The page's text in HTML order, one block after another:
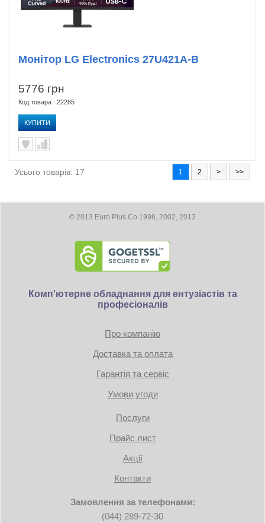
5776 грн
Код товара : 22285
КУПИТИ
Монітор LG Electronics 27U421A-B
1 2 > >>
Усього товарів: 17
© 2013 Euro Plus Co 1998, 2002, 2013
Комп'ютерне обладнання для ентузіастів та
професіоналів
Про компанію
Доставка та оплата
Гарантія та сервіс
Умови угоди
Послуги
Прайс лист
Акції
Контакти
Замовлення за телефонами:
(044) 289-72-30